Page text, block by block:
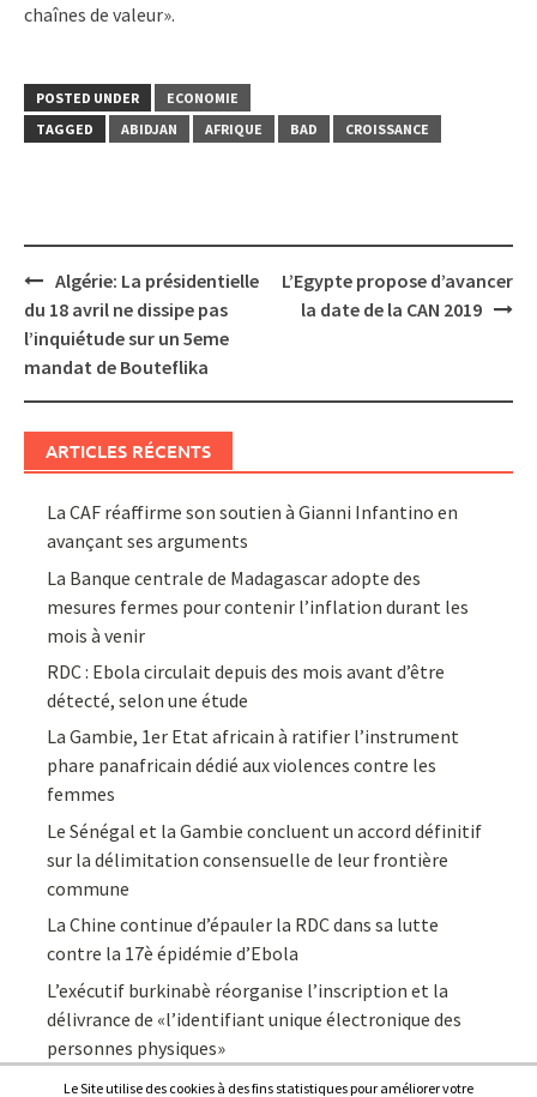
chaînes de valeur».
POSTED UNDER
ECONOMIE
TAGGED
ABIDJAN AFRIQUE BAD CROISSANCE
Post
navigation
Algérie: La présidentielle
du 18 avril ne dissipe pas
l’inquiétude sur un 5eme
mandat de Bouteflika
L’Egypte propose d’avancer
la date de la CAN 2019
ARTICLES RÉCENTS
La CAF réaffirme son soutien à Gianni Infantino en
avançant ses arguments
La Banque centrale de Madagascar adopte des
mesures fermes pour contenir l’inflation durant les
mois à venir
RDC : Ebola circulait depuis des mois avant d’être
détecté, selon une étude
La Gambie, 1er Etat africain à ratifier l’instrument
phare panafricain dédié aux violences contre les
femmes
Le Sénégal et la Gambie concluent un accord définitif
sur la délimitation consensuelle de leur frontière
commune
La Chine continue d’épauler la RDC dans sa lutte
contre la 17è épidémie d’Ebola
L’exécutif burkinabè réorganise l’inscription et la
délivrance de «l’identifiant unique électronique des
personnes physiques»
Le Site utilise des cookies à des fins statistiques pour améliorer votre